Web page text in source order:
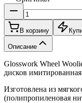
В корзину
Описание
Glosswork Wheel
дисков
Изготовлена из
(полипропиленовая